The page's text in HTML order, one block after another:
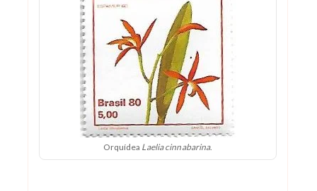
Orquídea Laelia cinnabarina.